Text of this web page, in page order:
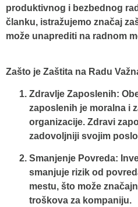
produktivnog i bezbednog
članku, istražujemo značaj
može unaprediti na radnom
Zašto je Zaštita na Radu
Zdravlje Zaposlenih:
zaposlenih je moralna i
organizacije. Zdravi
zadovoljniji svojim
Smanjenje Povreda:
smanjuje rizik od
mestu, što može
troškova za kompaniju.